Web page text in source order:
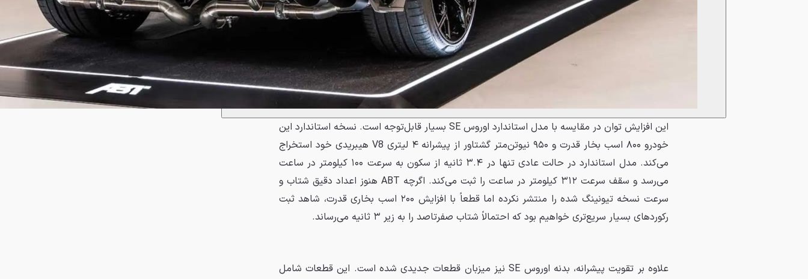
این افزایش توان در مقایسه با مدل استاندارد اوروس SE بسیار قابل‌توجه است. نسخه استاندارد این
خودرو ۸۰۰ اسب بخار قدرت و ۹۵۰ نیوتن‌متر گشتاور از پیشرانه ۴ لیتری V8 هیبریدی خود استخراج
می‌کند. مدل استاندارد در حالت عادی تنها در ۳.۴ ثانیه از سکون به سرعت ۱۰۰ کیلومتر در ساعت
می‌رسد و سقف سرعت ۳۱۲ کیلومتر در ساعت را ثبت می‌کند. اگرچه ABT هنوز اعداد دقیق شتاب و
سرعت نسخه تیونینگ شده را منتشر نکرده اما قطعاً با افزایش ۲۰۰ اسب بخاری قدرت، شاهد ثبت
رکوردهای بسیار سریع‌تری خواهیم بود که احتمالاً شتاب صفرتاصد را به زیر ۳ ثانیه می‌رساند.
علاوه بر تقویت پیشرانه، بدنه اوروس SE نیز میزبان قطعات جدیدی شده است. این قطعات شامل